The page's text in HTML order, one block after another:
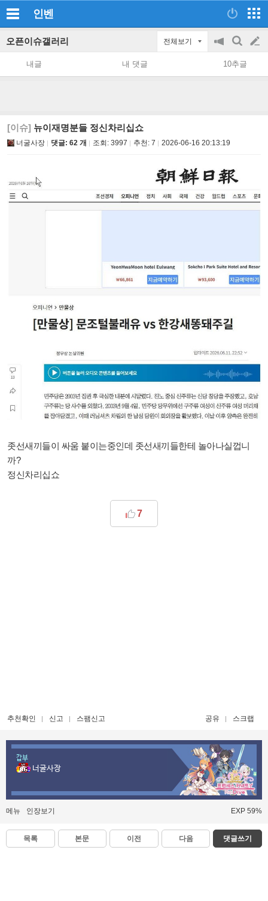
인벤
오픈이슈갤러리 전체보기
공
지
on/off
검
색
글
쓰
내글 내 댓글 10추글
[이슈] 뉴이재명분들 정신차리십쇼
너굴사장 댓글: 62 개 조회: 3997 추천: 7 2026-06-16 20:13:19
좃선새끼들이 싸움 붙이는중인데 좃선새끼들한테 놀아나실껍니
까?
정신차리십쇼
7
추천확인 신고 스팸신고 공유 스크랩
갑부
너굴사장
메뉴 인장보기 EXP 59%
목록 본문 이전 다음 댓글쓰기